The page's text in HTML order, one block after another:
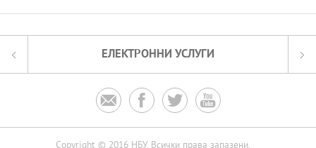
ЕЛЕКТРОННИ УСЛУГИ
   